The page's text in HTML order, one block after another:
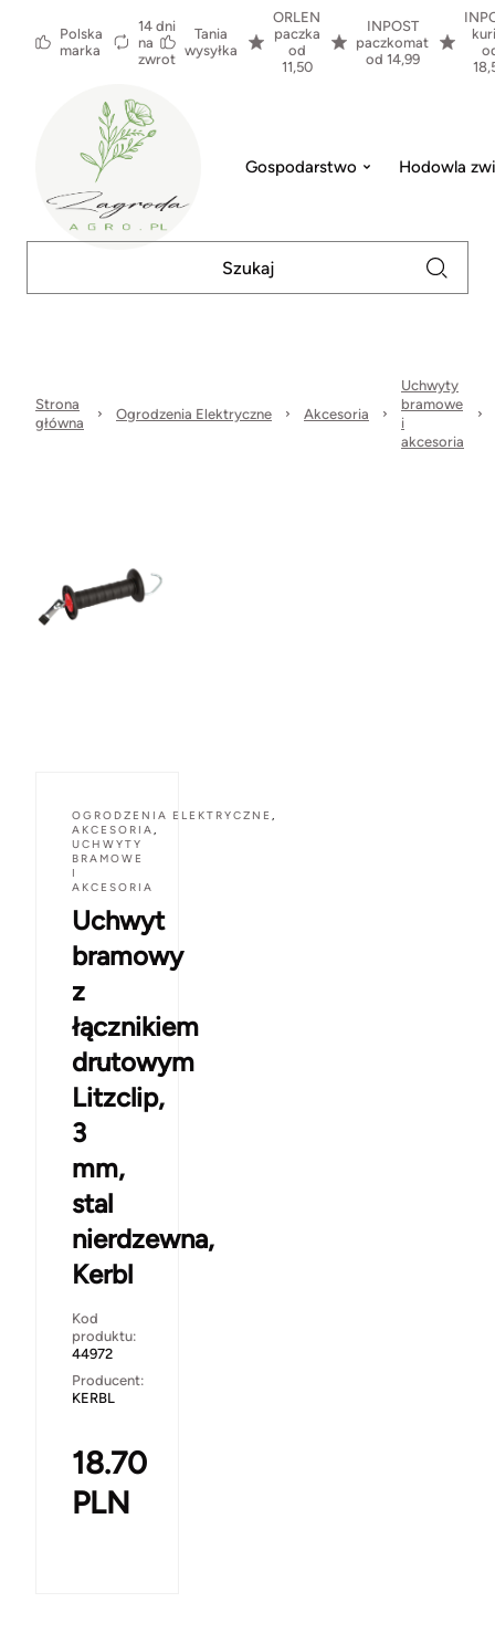
Polska
marka
14 dni
na
zwrot
Tania
wysyłka
ORLEN
paczka
od
11,50
INPOST
paczkomat
od 14,99
Gospodarstwo Hodowla
Strona
główna
Ogrodzenia Elektryczne Akcesoria
Uchwyty
bramowe
i
akcesoria
OGRODZENIA ELEKTRYCZNE ,
AKCESORIA,
UCHWYTY
BRAMOWE
I
AKCESORIA
Uchwyt
bramowy
z
łącznikiem
drutowym
Litzclip,
3
mm,
stal
nierdzewna,
Kerbl
Kod
produktu:
44972
Producent:
KERBL
18.70
PLN